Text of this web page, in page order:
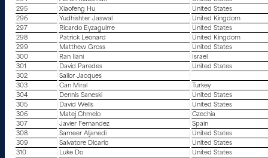
295
Xiaofeng Hu
United States
296
Yudhishter Jaswal
United Kingdom
297
Ricardo Eyzaguirre
United States
298
Patrick Leonard
United Kingdom
299
Matthew Gross
United States
300
Ran Ilani
Israel
301
David Paredes
United States
302
Sailor Jacques
303
Can Miral
Turkey
304
Dennis Saneski
United States
305
David Wells
United States
306
Matej Chmelo
Czechia
307
Javier Fernandez
Spain
308
Sameer Aljanedi
United States
309
Salvatore Dicarlo
United States
310
Luke Do
United States